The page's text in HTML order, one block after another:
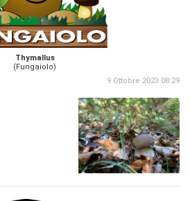
Thymallus
(Fungaiolo)
9 Ottobre 2023 08:29